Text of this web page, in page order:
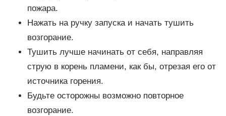
пожара.
Нажать на ручку запуска и начать тушить
возгорание.
Тушить лучше начинать от себя, направляя
струю в корень пламени, как бы, отрезая его от
источника горения.
Будьте осторожны возможно повторное
возгорание.